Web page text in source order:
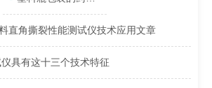
直角撕裂性能测试仪技术应用文章
具有这十三个技术特征